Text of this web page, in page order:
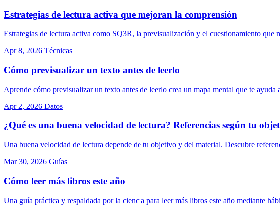
Estrategias de lectura activa que mejoran la comprensión
Estrategias de lectura activa como SQ3R, la previsualización y el cuestionamiento
Apr 8, 2026 Técnicas
Cómo previsualizar un texto antes de leerlo
Aprende cómo previsualizar un texto antes de leerlo crea un mapa mental que te
Apr 2, 2026 Datos
¿Qué es una buena velocidad de lectura? Referencias según tu
Una buena velocidad de lectura depende de tu objetivo y del material. Descubre
Mar 30, 2026 Guías
Cómo leer más libros este año
Una guía práctica y respaldada por la ciencia para leer más libros este año mediante